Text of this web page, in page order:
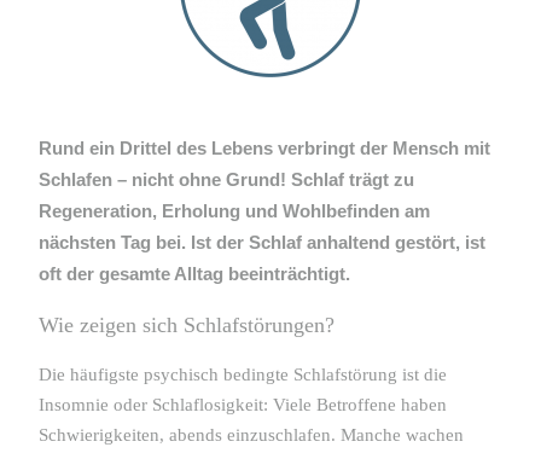
Rund ein Drittel des Lebens verbringt der Mensch mit
Schlafen – nicht ohne Grund! Schlaf trägt zu
Regeneration, Erholung und Wohlbefinden am
nächsten Tag bei. Ist der Schlaf anhaltend gestört, ist
oft der gesamte Alltag beeinträchtigt.
Wie zeigen sich Schlafstörungen?
Die häufigste psychisch bedingte Schlafstörung ist die
Insomnie oder Schlaflosigkeit: Viele Betroffene haben
Schwierigkeiten, abends einzuschlafen. Manche wachen